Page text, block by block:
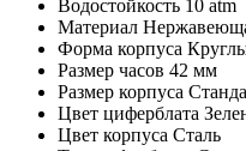
Водостойкость 10 atm
Материал
Форма корпуса
Размер часов 42 мм
Размер корпуса
Цвет циферблата
Цвет корпуса Сталь